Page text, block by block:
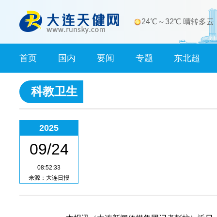
24℃～32℃ 晴转多云
首页 国内 要闻 专题 东北超
科教卫生
2025
09/24
08:52:33
来源：大连日报